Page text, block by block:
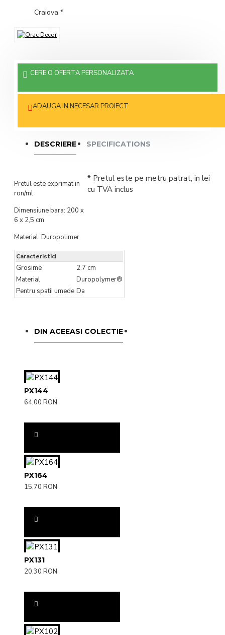
Craiova *
CERE O OFERTA PERSONALIZATA
ADAUGA IN NECESAR PROIECT
DESCRIERE SPECIFICATIONS
Pretul este exprimat in
ron/ml
Dimensiune bara: 200 x
6 x 2,5 cm
Material: Duropolimer
* Pretul este pe metru patrat, in lei
cu TVA inclus
Caracteristici
Grosime
2.7 cm
Material
Duropolymer®
Pentru spatii umede Da
DIN ACEEASI COLECTIE
PX144
64,00 RON
PX164
15,70 RON
PX131
20,30 RON